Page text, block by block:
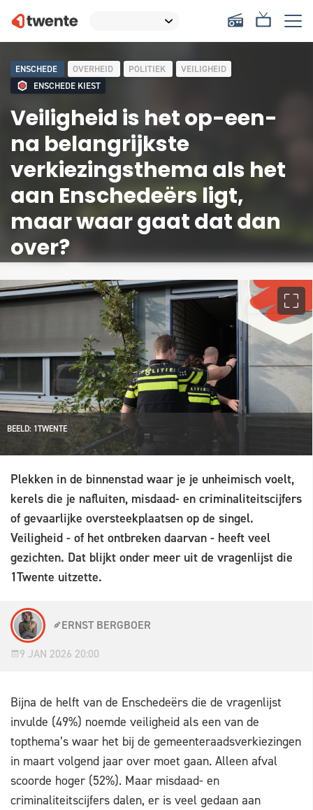
ENSCHEDE OVERHEID POLITIEK
VEILIGHEID
ENSCHEDE KIEST
Veiligheid is het op-een-
na belangrijkste
verkiezingsthema als het
aan Enschedeërs ligt,
maar waar gaat dat dan
over?
BEELD: 1TWENTE
Plekken in de binnenstad waar je je unheimisch voelt,
kerels die je nafluiten, misdaad- en criminaliteitscijfers
of gevaarlijke oversteekplaatsen op de singel.
Veiligheid - of het ontbreken daarvan - heeft veel
gezichten. Dat blijkt onder meer uit de vragenlijst die
1Twente uitzette.
ERNST BERGBOER
9 JAN 2026 20:00
Bijna de helft van de Enschedeërs die de vragenlijst
invulde (49%) noemde veiligheid als een van de
topthema’s waar het bij de gemeenteraadsverkiezingen
in maart volgend jaar over moet gaan. Alleen afval
scoorde hoger (52%). Maar misdaad- en
criminaliteitscijfers dalen, er is veel gedaan aan